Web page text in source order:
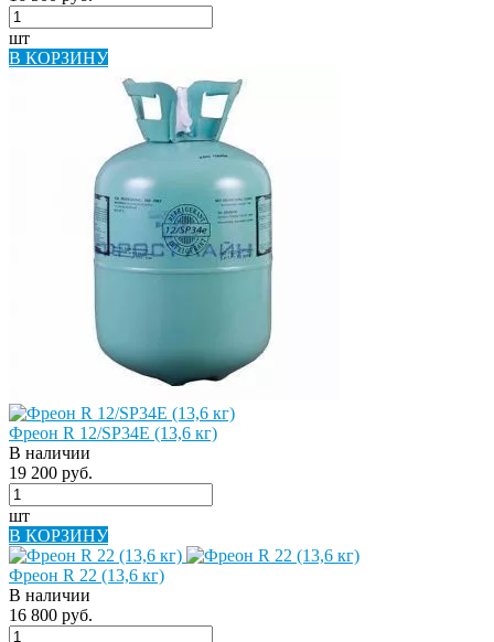
шт
В КОРЗИНУ
Фреон R 12/SP34E (13,6 кг)
В наличии
19 200 руб.
шт
В КОРЗИНУ
Фреон R 22 (13,6 кг)
В наличии
16 800 руб.